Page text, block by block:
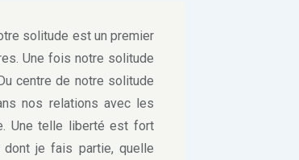
solitude est un premier
Une fois notre solitude
centre de notre solitude
nos relations avec les
Une telle liberté est fort
je fais partie, quelle